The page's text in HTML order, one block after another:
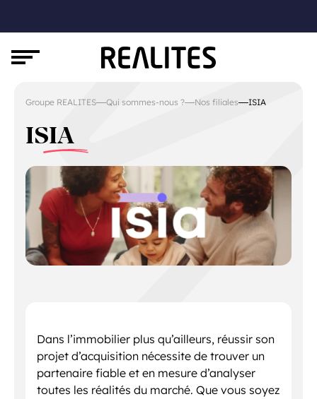
Groupe REALITES Qui sommes-nous ? Nos filiales ISIA
ISIA
Dans l’immobilier plus qu’ailleurs, réussir son
projet d’acquisition nécessite de trouver un
partenaire fiable et en mesure d’analyser
toutes les réalités du marché. Que vous soyez